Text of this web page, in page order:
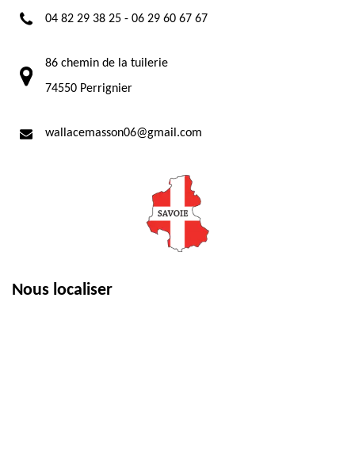
04 82 29 38 25 - 06 29 60 67 67
86 chemin de la tuilerie
74550 Perrignier
wallacemasson06@gmail.com
Nous localiser